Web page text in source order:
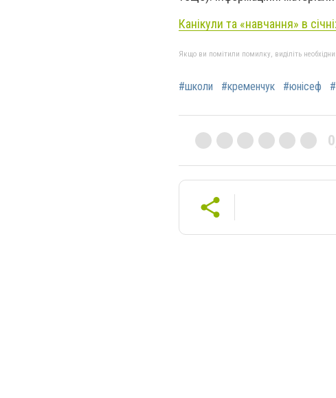
Канікули та «навчання» в
Якщо ви помітили помилку, виділіть
#школи #кременчук #юнісеф